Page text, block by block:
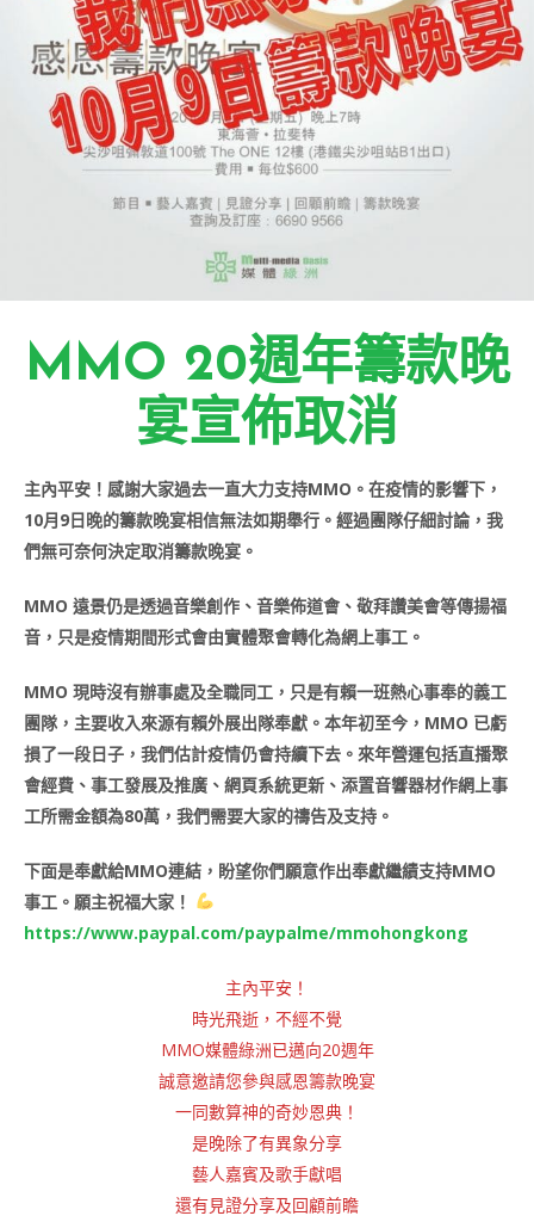
MMO 20週年籌款晚
宴宣佈取消
主內平安！感謝大家過去一直大力支持MMO。在疫情的影響下，
10月9日晚的籌款晚宴相信無法如期舉行。經過團隊仔細討論，我
們無可奈何決定取消籌款晚宴。
MMO 遠景仍是透過音樂創作、音樂佈道會、敬拜讚美會等傳揚福
音，只是疫情期間形式會由實體聚會轉化為網上事工。
MMO 現時沒有辦事處及全職同工，只是有賴一班熱心事奉的義工
團隊，主要收入來源有賴外展出隊奉獻。本年初至今，MMO 已虧
損了一段日子，我們估計疫情仍會持續下去。來年營運包括直播聚
會經費、事工發展及推廣、網頁系統更新、添置音響器材作網上事
工所需金額為80萬，我們需要大家的禱告及支持。
下面是奉獻給MMO連結，盼望你們願意作出奉獻繼績支持MMO
事工。願主祝福大家！
https://www.paypal.com/paypalme/mmohongkong
主內平安！
時光飛逝，不經不覺
MMO媒體綠洲已邁向20週年
誠意邀請您參與感恩籌款晚宴
一同數算神的奇妙恩典！
是晚除了有異象分享
藝人嘉賓及歌手獻唱
還有見證分享及回顧前瞻